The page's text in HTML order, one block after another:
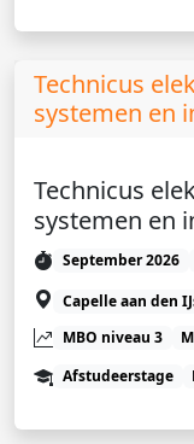
Technicus
systemen en
Technicus
systemen en
September 2026
Capelle aan den
MBO niveau 3
Afstudeerstage